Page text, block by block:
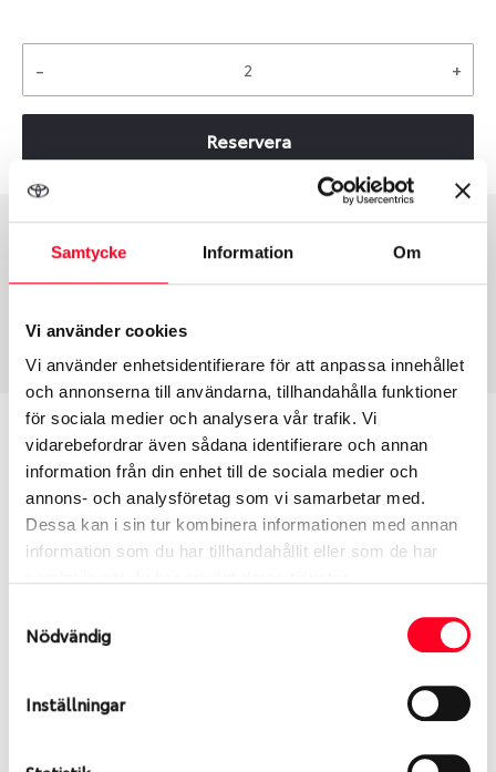
Samtycke Information Om
Vi använder cookies
Vi använder enhetsidentifierare för att anpassa innehållet
och annonserna till användarna, tillhandahålla funktioner
för sociala medier och analysera vår trafik. Vi
vidarebefordrar även sådana identifierare och annan
information från din enhet till de sociala medier och
annons- och analysföretag som vi samarbetar med.
Dessa kan i sin tur kombinera informationen med annan
information som du har tillhandahållit eller som de har
Nödvändig
Inställningar
- +
Reservera
Däcktyp
USA, 4x4 vinter
Däckstorlek
265/60 R 18 114T
2077
Passar detta däck min bil?
Ange registreringsnummer för att se om det däck
du valt passar din bilmodell. Om du köper däck som
skall sättas på dina befintliga fälgar, se till att kolla
årens lopp och inte vara samma dimension som
bilen hade ut från fabrik.